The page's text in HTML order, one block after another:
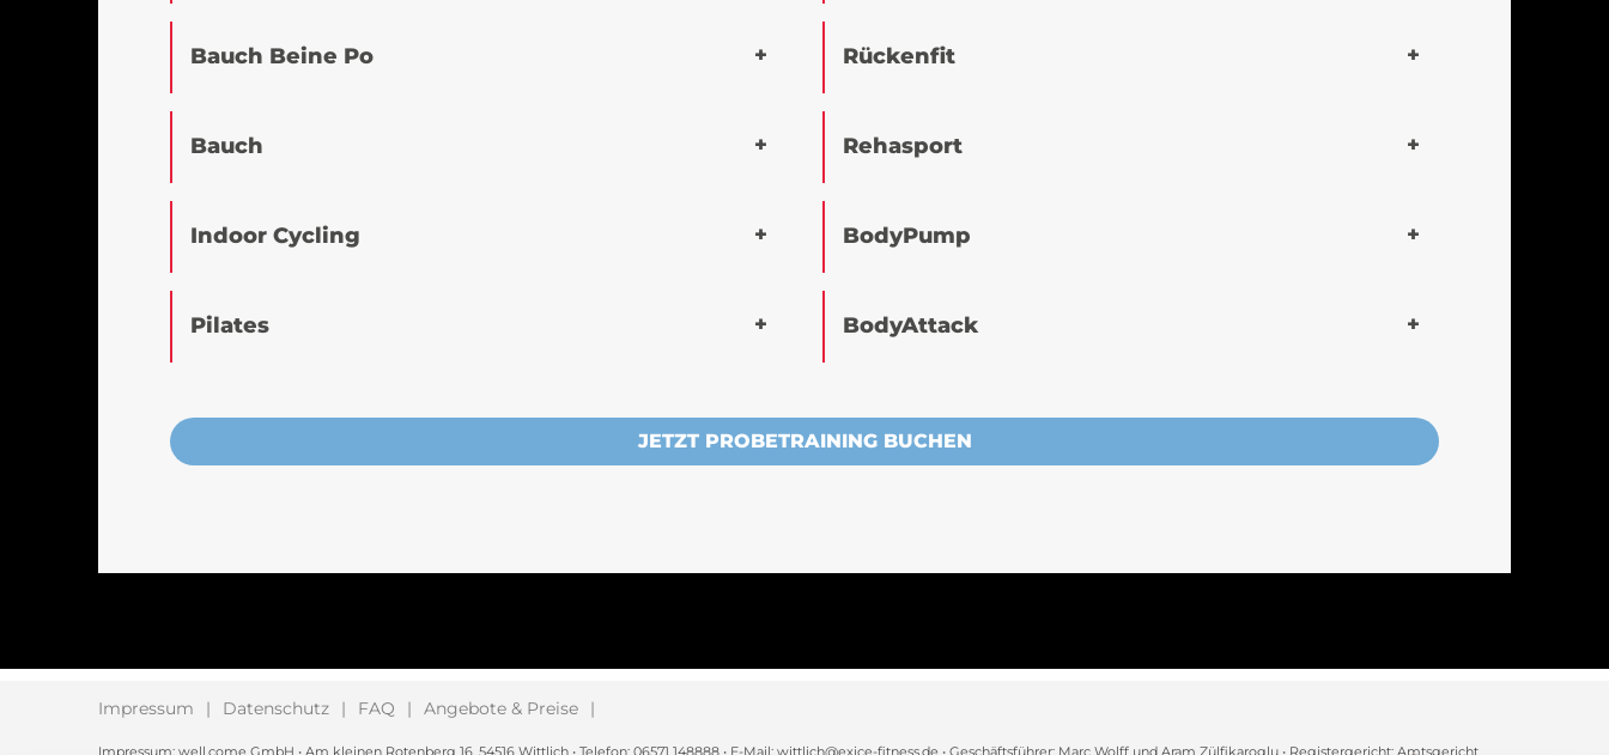
Bauch Beine Po
Bauch
Indoor Cycling
Pilates
Rückenfit
Rehasport
BodyPump
BodyAttack
JETZT PROBETRAINING BUCHEN
Impressum Datenschutz FAQ Angebote & Preise
Impressum: well.come GmbH • Am kleinen Rotenberg 16, 54516 Wittlich • Telefon: 06571 148888 • E-Mail: wittlich@exice-fitness.de • Geschäftsführer: Marc Wolff und Aram Zülfikaroglu • Registergericht: Amtsgericht